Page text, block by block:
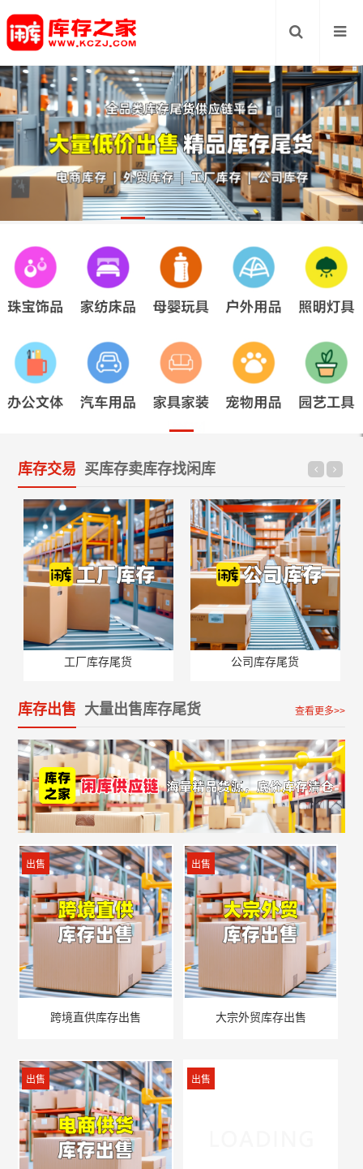
库存交易 买库存卖库存找闲库
工厂库存尾货 公司库存尾货
库存出售 大量出售库存尾货 查看更多>>
出售
跨境直供库存出售
出售
大宗外贸库存出售
出售 出售